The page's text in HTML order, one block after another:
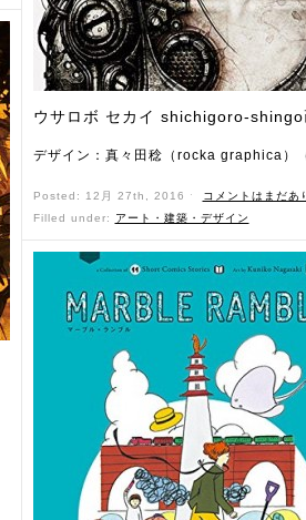
ウサロボ セカイ shichigoro-shingo
デザイン：真々田稔（rocka graphica）
Posted: 12月 27th, 2016 ˑ
コメントはまだあ
Filled under:
アート・建築・デザイン